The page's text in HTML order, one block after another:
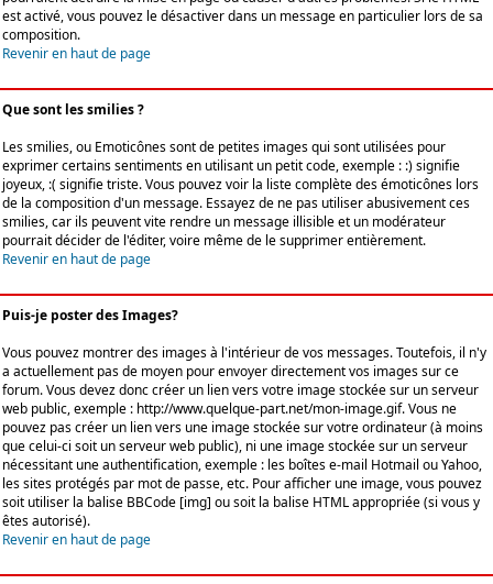
est activé, vous pouvez le désactiver dans un message en particulier lors de sa
composition.
Revenir en haut de page
Que sont les smilies ?
Les smilies, ou Emoticônes sont de petites images qui sont utilisées pour
exprimer certains sentiments en utilisant un petit code, exemple : :) signifie
joyeux, :( signifie triste. Vous pouvez voir la liste complète des émoticônes lors
de la composition d'un message. Essayez de ne pas utiliser abusivement ces
smilies, car ils peuvent vite rendre un message illisible et un modérateur
pourrait décider de l'éditer, voire même de le supprimer entièrement.
Revenir en haut de page
Puis-je poster des Images?
Vous pouvez montrer des images à l'intérieur de vos messages. Toutefois, il n'y
a actuellement pas de moyen pour envoyer directement vos images sur ce
forum. Vous devez donc créer un lien vers votre image stockée sur un serveur
web public, exemple : http://www.quelque-part.net/mon-image.gif. Vous ne
pouvez pas créer un lien vers une image stockée sur votre ordinateur (à moins
que celui-ci soit un serveur web public), ni une image stockée sur un serveur
nécessitant une authentification, exemple : les boîtes e-mail Hotmail ou Yahoo,
les sites protégés par mot de passe, etc. Pour afficher une image, vous pouvez
soit utiliser la balise BBCode [img] ou soit la balise HTML appropriée (si vous y
êtes autorisé).
Revenir en haut de page